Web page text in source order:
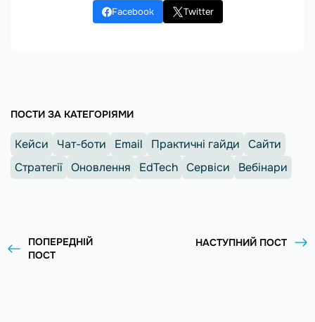
Facebook Twitter
ПОСТИ ЗА КАТЕГОРІЯМИ
Кейси Чат-боти Email Практичні гайди
Сайти
Стратегії Оновлення EdTech Сервіси Вебінари
ПОПЕРЕДНІЙ
ПОСТ
НАСТУПНИЙ ПОСТ